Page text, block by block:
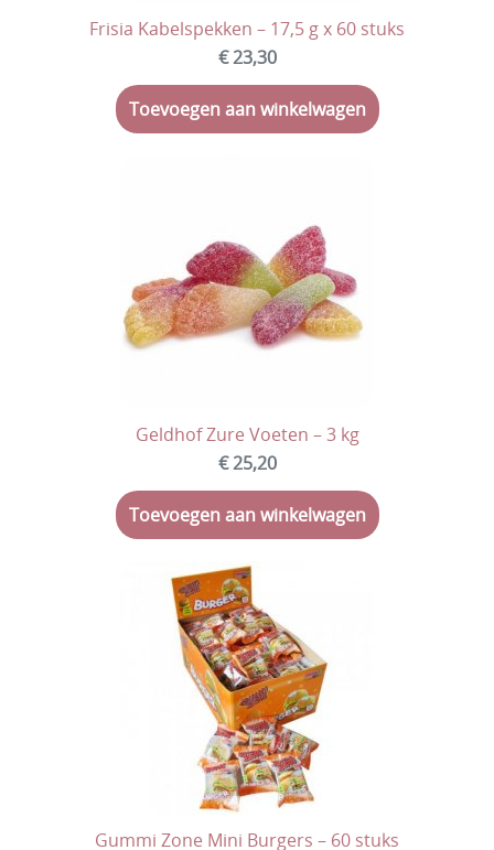
Frisia Kabelspekken – 17,5 g x 60 stuks
€ 23,30
Toevoegen aan winkelwagen
Geldhof Zure Voeten – 3 kg
€ 25,20
Toevoegen aan winkelwagen
Gummi Zone Mini Burgers – 60 stuks